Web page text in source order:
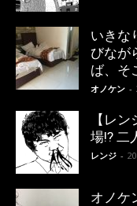
いきな
びなが
ば、そ
オノケン -
【レ
場!? 二
レンジ -
オノケ